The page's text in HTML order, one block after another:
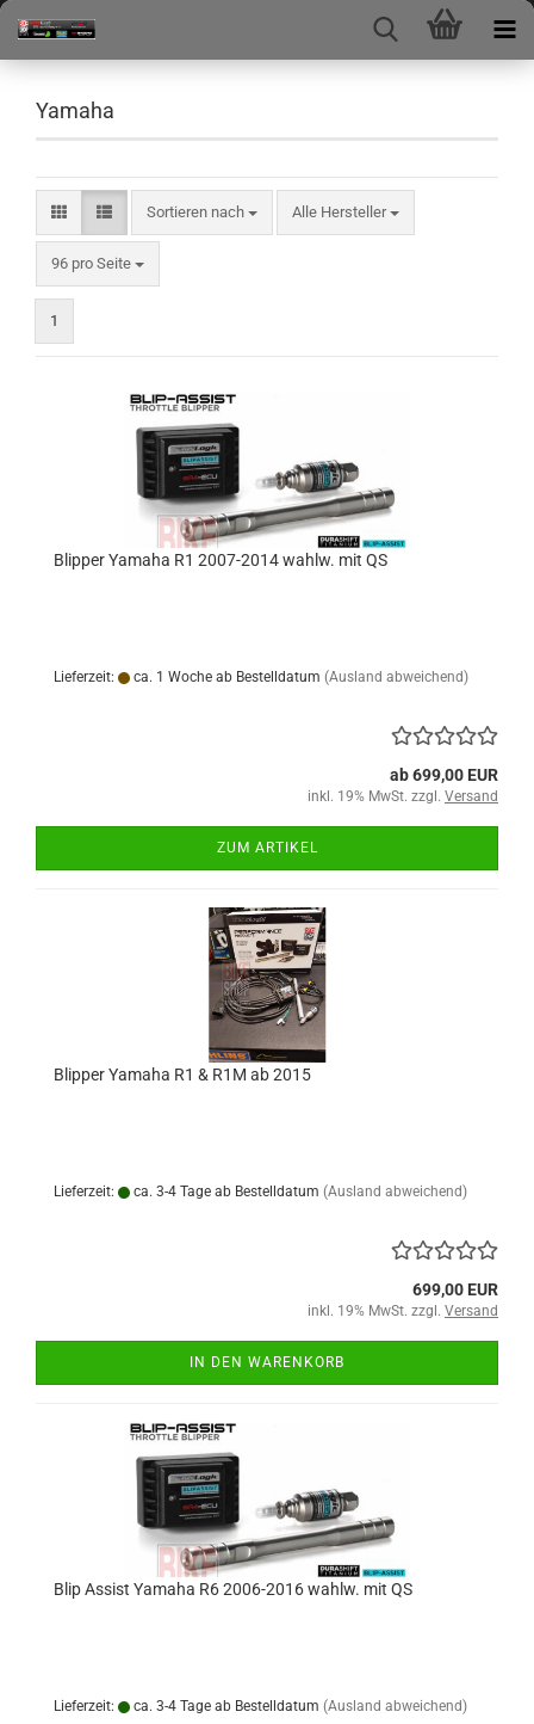
Yamaha
Sortieren nach
Sortieren nach Alle Hersteller
96 pro Seite
pro Seite
1
Blipper Yamaha R1 2007-2014 wahlw. mit QS
Lieferzeit: ca. 1 Woche ab Bestelldatum (Ausland abweichend)
ab 699,00 EUR
inkl. 19% MwSt. zzgl. Versand
ZUM ARTIKEL
Blipper Yamaha R1 & R1M ab 2015
Lieferzeit: ca. 3-4 Tage ab Bestelldatum (Ausland abweichend)
699,00 EUR
inkl. 19% MwSt. zzgl. Versand
IN DEN WARENKORB
Blip Assist Yamaha R6 2006-2016 wahlw. mit QS
Lieferzeit: ca. 3-4 Tage ab Bestelldatum (Ausland abweichend)